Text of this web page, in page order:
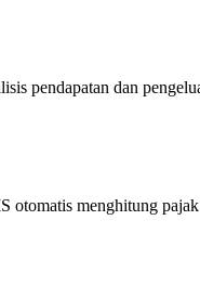
pendapatan dan
menghitung pajak